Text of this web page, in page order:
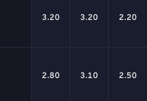
3.20 3.20 2.20
2.80 3.10 2.50